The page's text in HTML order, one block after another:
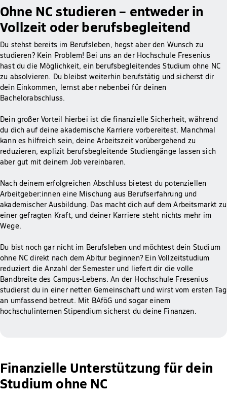
Ohne NC studieren – entweder in
Vollzeit oder berufsbegleitend
Du stehst bereits im Berufsleben, hegst aber den Wunsch zu
studieren? Kein Problem! Bei uns an der Hochschule Fresenius
hast du die Möglichkeit, ein berufsbegleitendes Studium ohne NC
zu absolvieren. Du bleibst weiterhin berufstätig und sicherst dir
dein Einkommen, lernst aber nebenbei für deinen
Bachelorabschluss.
Dein großer Vorteil hierbei ist die finanzielle Sicherheit, während
du dich auf deine akademische Karriere vorbereitest. Manchmal
kann es hilfreich sein, deine Arbeitszeit vorübergehend zu
reduzieren, explizit berufsbegleitende Studiengänge lassen sich
aber gut mit deinem Job vereinbaren.
Nach deinem erfolgreichen Abschluss bietest du potenziellen
Arbeitgeber:innen eine Mischung aus Berufserfahrung und
akademischer Ausbildung. Das macht dich auf dem Arbeitsmarkt zu
einer gefragten Kraft, und deiner Karriere steht nichts mehr im
Wege.
Du bist noch gar nicht im Berufsleben und möchtest dein Studium
ohne NC direkt nach dem Abitur beginnen? Ein Vollzeitstudium
reduziert die Anzahl der Semester und liefert dir die volle
Bandbreite des Campus-Lebens. An der Hochschule Fresenius
studierst du in einer netten Gemeinschaft und wirst vom ersten Tag
an umfassend betreut. Mit BAföG und sogar einem
hochschulinternen Stipendium sicherst du deine Finanzen.
Finanzielle Unterstützung für dein
Studium ohne NC